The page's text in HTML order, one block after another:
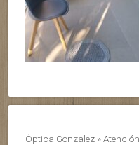
Óptica Gonzalez »